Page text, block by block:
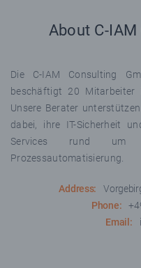
About C-
Die C-IAM Consulting
beschäftigt 20 Mitarbeiter
Unsere Berater
dabei, ihre IT-Sicherheit
Services rund um
Prozessautomatisierung.
Address:
Phone:
Email: